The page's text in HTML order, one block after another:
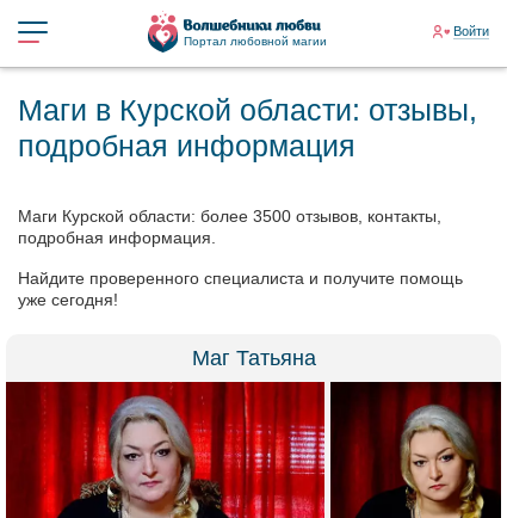
Портал любовной магии
Войти
Маги в Курской области: отзывы,
подробная информация
Маги Курской области: более 3500 отзывов, контакты,
подробная информация.
Найдите проверенного специалиста и получите помощь
уже сегодня!
Маг Татьяна